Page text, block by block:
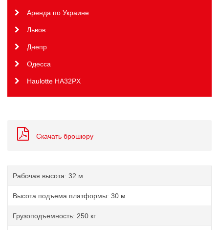
Аренда по Украине
Львов
Днепр
Одесса
Haulotte HA32PX
Скачать брошюру
Рабочая высота: 32 м
Высота подъема платформы: 30 м
Грузоподъемность: 250 кг